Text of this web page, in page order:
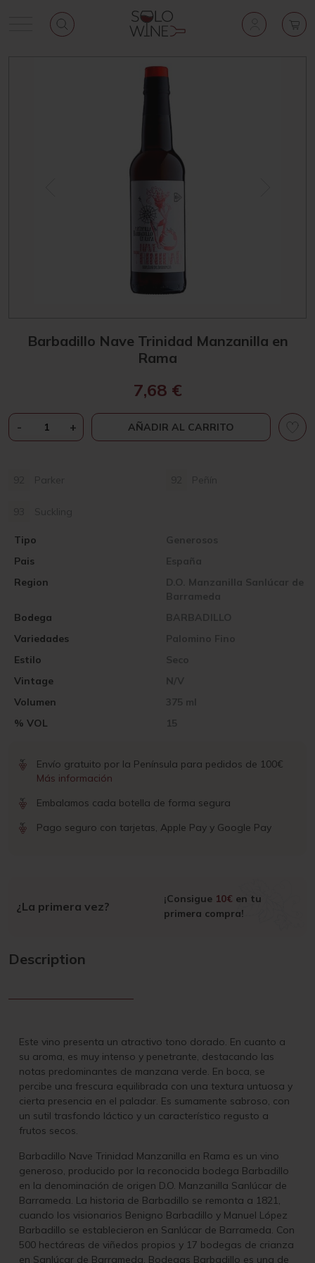
Barbadillo Nave Trinidad Manzanilla en
Rama
Parker Peñín
Suckling
Pais España
Vintage N/V
Region
D.O. Manzanilla Sanlúcar de
Barrameda
Volumen 375 ml
Bodega BARBADILLO
% VOL 15
Variedades Palomino Fino
Tipo Generosos
Estilo Seco
7,68 €
-BARBADILLO
NAVE
CANTIDAD
+ AÑADIR AL CARRITO
Envío gratuito por la Península para pedidos de 100€
Más información
Embalamos cada botella de forma segura
Pago seguro con tarjetas, Apple Pay y Google Pay
¿La primera vez?
¡Consigue 10€ en tu
primera compra!
Description
Este vino presenta un atractivo tono dorado. En cuanto a
su aroma, es muy intenso y penetrante, destacando las
notas predominantes de manzana verde. En boca, se
percibe una frescura equilibrada con una textura untuosa y
cierta presencia en el paladar. Es sumamente sabroso, con
un sutil trasfondo láctico y un característico regusto a
frutos secos.
Barbadillo Nave Trinidad Manzanilla en Rama es un vino
generoso, producido por la reconocida bodega Barbadillo
en la denominación de origen D.O. Manzanilla Sanlúcar de
Barrameda. La historia de Barbadillo se remonta a 1821,
cuando los visionarios Benigno Barbadillo y Manuel López
Barbadillo se establecieron en Sanlúcar de Barrameda. Con
500 hectáreas de viñedos propios y 17 bodegas de crianza
en Sanlúcar de Barrameda, Bodegas Barbadillo es una de